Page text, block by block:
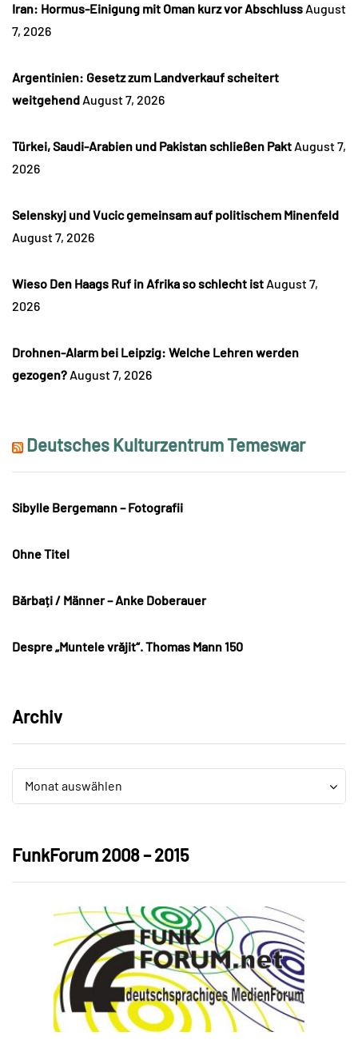
Iran: Hormus-Einigung mit Oman kurz vor Abschluss August
7, 2026
Argentinien: Gesetz zum Landverkauf scheitert
weitgehend August 7, 2026
Türkei, Saudi-Arabien und Pakistan schließen Pakt August 7,
2026
Selenskyj und Vucic gemeinsam auf politischem Minenfeld
August 7, 2026
Wieso Den Haags Ruf in Afrika so schlecht ist August 7,
2026
Drohnen-Alarm bei Leipzig: Welche Lehren werden
gezogen? August 7, 2026
Deutsches Kulturzentrum Temeswar
Sibylle Bergemann – Fotografii
Ohne Titel
Bărbați / Männer – Anke Doberauer
Despre „Muntele vrăjit“. Thomas Mann 150
Archiv
Archiv
Monat auswählen
Archiv
FunkForum 2008 – 2015